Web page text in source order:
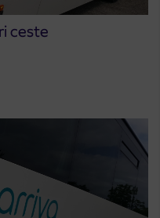
ceste